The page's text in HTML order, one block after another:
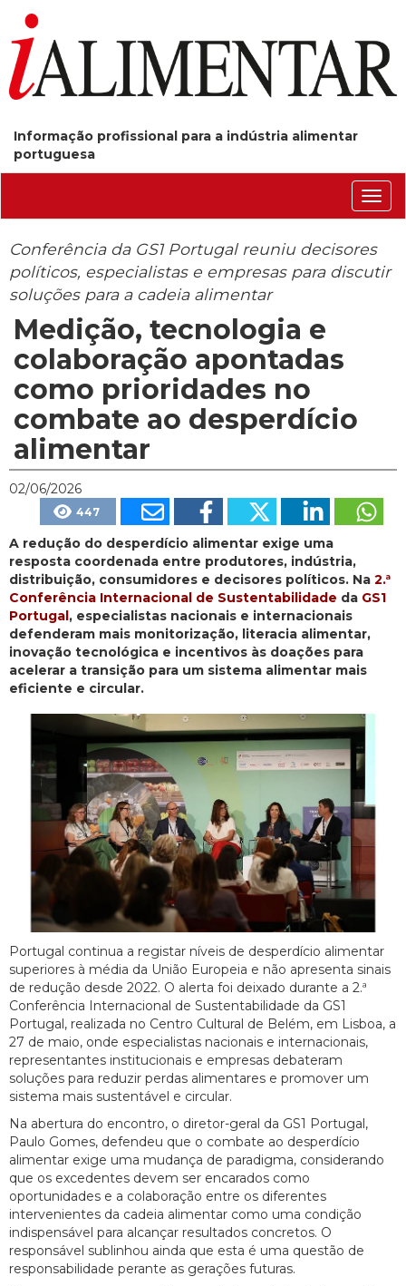
Informação profissional para a indústria alimentar
portuguesa
Conferência da GS1 Portugal reuniu decisores
políticos, especialistas e empresas para discutir
soluções para a cadeia alimentar
Medição, tecnologia e
colaboração apontadas
como prioridades no
combate ao desperdício
alimentar
02/06/2026
447
A redução do desperdício alimentar exige uma
resposta coordenada entre produtores, indústria,
distribuição, consumidores e decisores políticos. Na 2.ª
Conferência Internacional de Sustentabilidade da GS1
Portugal, especialistas nacionais e internacionais
defenderam mais monitorização, literacia alimentar,
inovação tecnológica e incentivos às doações para
acelerar a transição para um sistema alimentar mais
eficiente e circular.
Portugal continua a registar níveis de desperdício alimentar
superiores à média da União Europeia e não apresenta sinais
de redução desde 2022. O alerta foi deixado durante a 2.ª
Conferência Internacional de Sustentabilidade da GS1
Portugal, realizada no Centro Cultural de Belém, em Lisboa, a
27 de maio, onde especialistas nacionais e internacionais,
representantes institucionais e empresas debateram
soluções para reduzir perdas alimentares e promover um
sistema mais sustentável e circular.
Na abertura do encontro, o diretor-geral da GS1 Portugal,
Paulo Gomes, defendeu que o combate ao desperdício
alimentar exige uma mudança de paradigma, considerando
que os excedentes devem ser encarados como
oportunidades e a colaboração entre os diferentes
intervenientes da cadeia alimentar como uma condição
indispensável para alcançar resultados concretos. O
responsável sublinhou ainda que esta é uma questão de
responsabilidade perante as gerações futuras.